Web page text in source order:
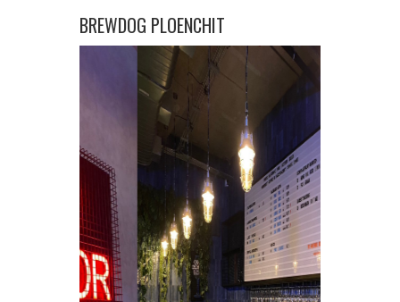
BREWDOG PLOENCHIT